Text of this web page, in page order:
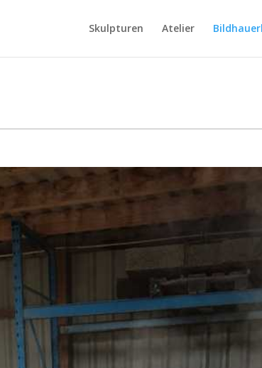
Skulpturen Atelier